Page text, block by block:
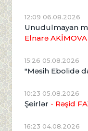
12:09 06.08.2026
Unudulmayan
Elnarə AKİMOVA
15:26 05.08.2026
"Məsih Ebolidə
10:23 05.08.2026
Şeirlər - Rəşid
16:23 04.08.2026